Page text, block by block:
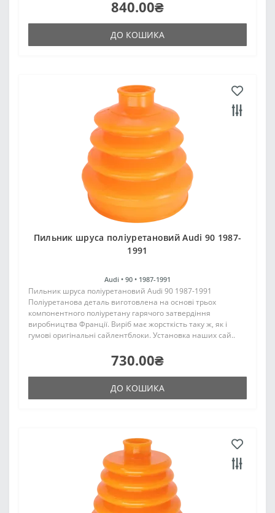
840.00₴
ДО КОШИКА
Пильник шруса поліуретановий Audi 90 1987-
1991
Audi • 90 • 1987-1991
Пильник шруса поліуретановий Audi 90 1987-1991
Поліуретанова деталь виготовлена на основі трьох
компонентного поліуретану гарячого затвердіння
виробництва Франції. Виріб має жорсткість таку ж, як і
гумові оригінальні сайлентблоки. Установка наших сай..
730.00₴
ДО КОШИКА